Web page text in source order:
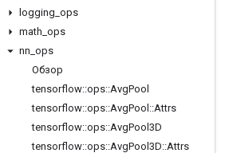
logging ops
math ops
nn ops
Обзор
tensorflow::ops::AvgPool
tensorflow::ops::AvgPool ::Attrs
tensorflow::ops::AvgPool3D
tensorflow::ops::AvgPool3D::Attrs